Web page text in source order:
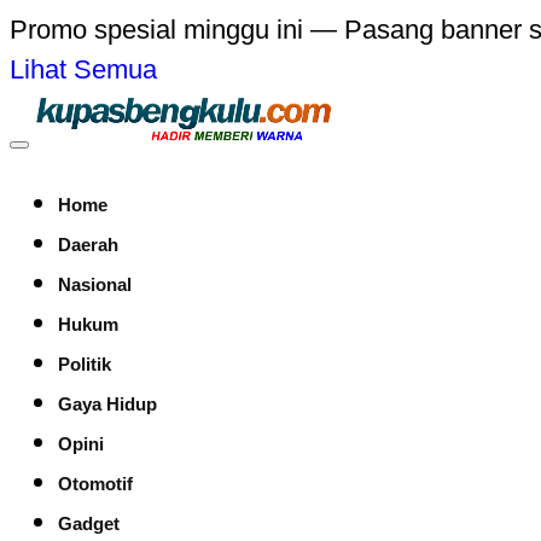
Promo spesial minggu ini — Pasang banner
Lihat Semua
Home
Daerah
Nasional
Hukum
Politik
Gaya Hidup
Opini
Otomotif
Gadget